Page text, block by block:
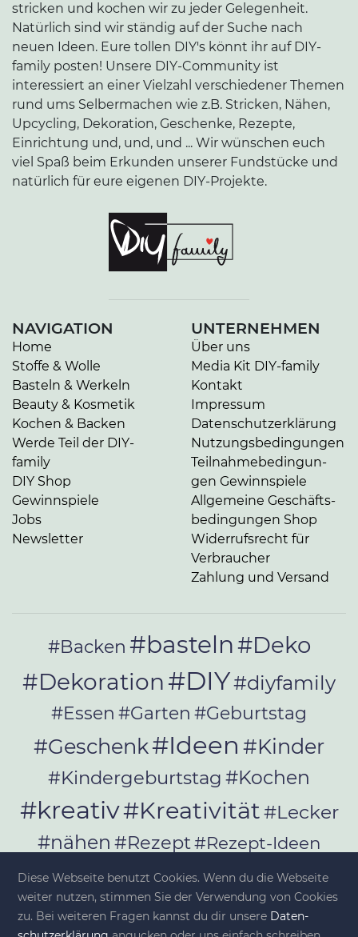
stricken und kochen wir zu jeder Gelegenheit.
Natürlich sind wir ständig auf der Suche nach
neuen Ideen. Eure tollen DIY's könnt ihr auf DIY-
family posten! Unsere DIY-Community ist
interessiert an einer Vielzahl verschiedener Themen
rund ums Selbermachen wie z.B. Stricken, Nähen,
Upcycling, Dekoration, Geschenke, Rezepte,
Einrichtung und, und, und ... Wir wünschen euch
viel Spaß beim Erkunden unserer Fundstücke und
natürlich für eure eigenen DIY-Projekte.
NAVIGATION
Home
Stoffe & Wolle
Basteln & Werkeln
Beauty & Kosmetik
Kochen & Backen
Werde Teil der DIY-
family
DIY Shop
Gewinnspiele
Jobs
Newsletter
UNTERNEHMEN
Über uns
Media Kit DIY-family
Kontakt
Impressum
Da­ten­schutz­er­klä­rung
Nut­zungs­be­din­gun­gen
Teil­nah­me­be­din­gun­
gen Gewinnspiele
Allgemeine Ge­schäfts­
be­din­gun­gen Shop
Widerrufsrecht für
Verbraucher
Zahlung und Versand
#Backen #basteln#Deko
#Dekoration #DIY#diyfamily
#Essen #Garten #Geburtstag
#Geschenk#Ideen #Kinder
#Kindergeburtstag #Kochen
#kreativ#Kreativität#Lecker
#nähen #Rezept#Rezept-Ideen
#Rezepte#selber_bauen
#selber_machen
Diese Webseite benutzt Cookies. Wenn du die Webseite
weiter nutzen, stimmen Sie der Verwendung von Cookies
zu. Bei weiteren Fragen kannst du dir unsere Da­ten­